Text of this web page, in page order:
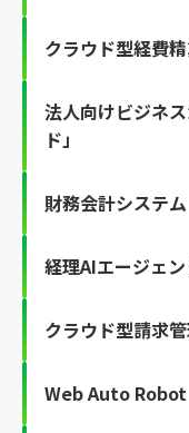
クラウド型経費
法人向けビジネ
ド」
財務会計システ
経理AIエージェン
クラウド型請求
Web Auto Robot